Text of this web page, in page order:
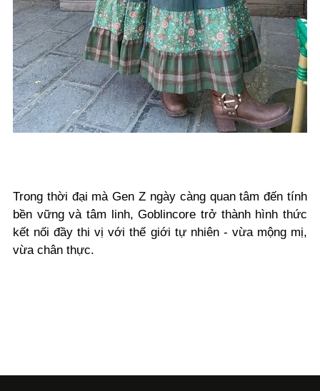
Trong thời đại mà Gen Z ngày càng quan tâm đến tính
bền vững và tâm linh, Goblincore trở thành hình thức
kết nối đầy thi vị với thế giới tự nhiên - vừa mộng mị,
vừa chân thực.